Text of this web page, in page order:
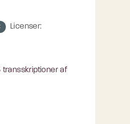
Licenser:
transskriptioner af